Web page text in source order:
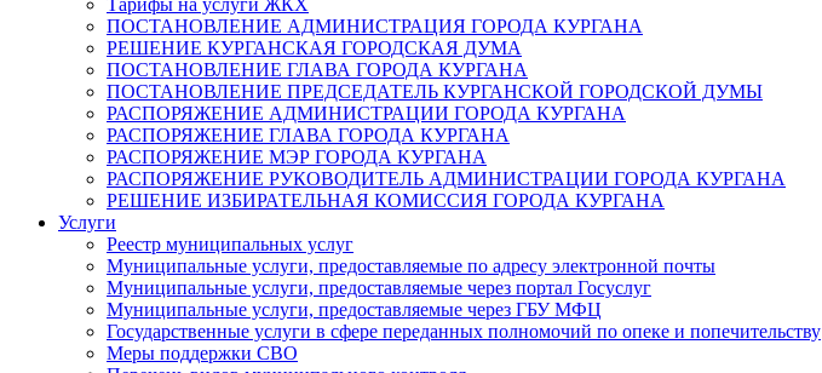
Тарифы на услуги ЖКХ
ПОСТАНОВЛЕНИЕ АДМИНИСТРАЦИЯ ГОРОДА КУРГАНА
РЕШЕНИЕ КУРГАНСКАЯ ГОРОДСКАЯ ДУМА
ПОСТАНОВЛЕНИЕ ГЛАВА ГОРОДА КУРГАНА
ПОСТАНОВЛЕНИЕ ПРЕДСЕДАТЕЛЬ КУРГАНСКОЙ ГОРОДСКОЙ ДУМЫ
РАСПОРЯЖЕНИЕ АДМИНИСТРАЦИИ ГОРОДА КУРГАНА
РАСПОРЯЖЕНИЕ ГЛАВА ГОРОДА КУРГАНА
РАСПОРЯЖЕНИЕ МЭР ГОРОДА КУРГАНА
РАСПОРЯЖЕНИЕ РУКОВОДИТЕЛЬ АДМИНИСТРАЦИИ ГОРОДА КУРГАНА
РЕШЕНИЕ ИЗБИРАТЕЛЬНАЯ КОМИССИЯ ГОРОДА КУРГАНА
Услуги
Реестр муниципальных услуг
Муниципальные услуги, предоставляемые по адресу электронной почты
Муниципальные услуги, предоставляемые через портал Госуслуг
Муниципальные услуги, предоставляемые через ГБУ МФЦ
Государственные услуги в сфере переданных полномочий по опеке и попечительству
Меры поддержки СВО